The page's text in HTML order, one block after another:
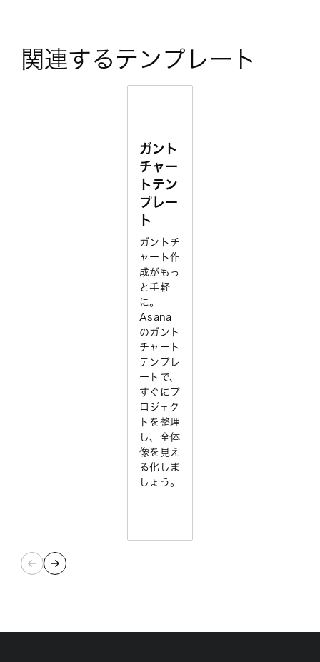
関連するテンプレート
ガント
チャー
トテン
プレー
ト
ガントチ
ャート作
成がもっ
と手軽
に。
Asana
のガント
チャート
テンプレ
ートで、
すぐにプ
ロジェク
トを整理
し、全体
像を見え
る化しま
しょう。